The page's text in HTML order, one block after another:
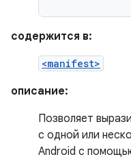
содержится в:
<manifest>
описание:
Позволяет
с одной или
Android с